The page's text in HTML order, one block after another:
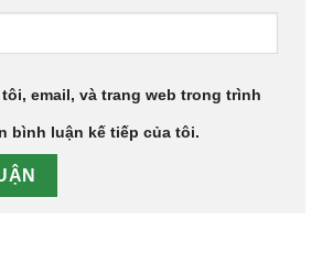
email, và trang web trong trình
bình luận kế tiếp của tôi.